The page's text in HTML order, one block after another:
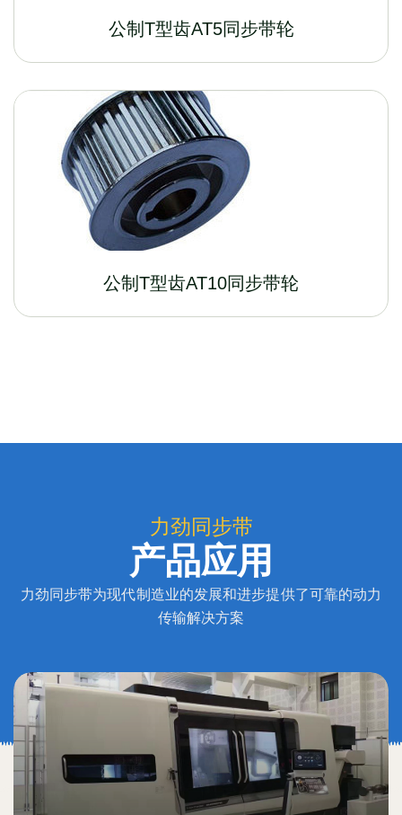
公制T型齿AT5同步带轮
公制T型齿AT10同步带轮
力劲同步带
产品应用
力劲同步带为现代制造业的发展和进步提供了可靠的动力
传输解决方案